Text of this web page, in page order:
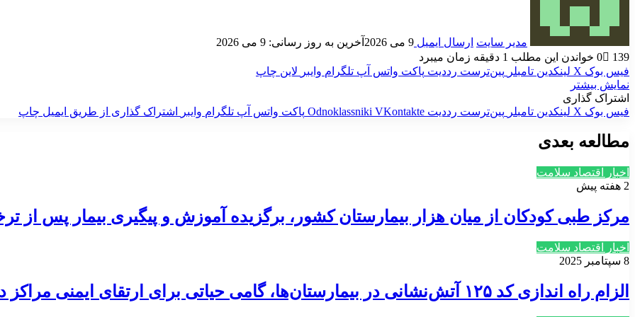
مدیر سایت ارسال ایمیل 9 می 2026
آخرین به روز رسانی: 9 می 2026
0
139
خواندن این مطلب 1 دقیقه زمان میبرد
فیس بوک X لینکدین ‫تامبلر ‫پین‌ترست ‫رددیت پاکت واتس آپ تلگرام وایبر لاین چاپ
نمایش بیشتر
اشتراک گذاری
فیس بوک X لینکدین ‫تامبلر ‫پین‌ترست ‫رددیت ‫VKontakte
‫Odnoklassniki پاکت واتس آپ تلگرام وایبر اشتراک گذاری از طریق ایمیل چاپ
مطالعه بعدی
اخبار اقتصاد سلامت
2 هفته پیش
مرکز طبی کودکان از میان هزار بیمارستان کشور، برگزیده آموزش و پیگیری بیمار پس از
اخبار اقتصاد سلامت
8 سپتامبر 2025
الزام راه اندازی کد ۱۲۵ آتش‌نشانی در بیمارستان‌ها، گامی حیاتی برای ارتقای ایمنی مراکز درمانی